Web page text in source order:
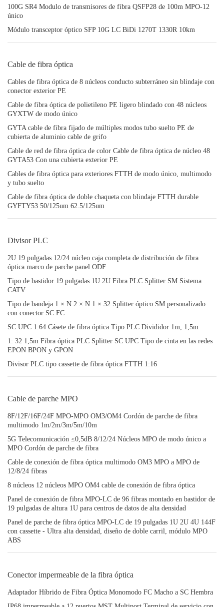
100G SR4 Modulo de transmisores de fibra QSFP28 de 100m MPO-12
único
Módulo transceptor óptico SFP 10G LC BiDi 1270T 1330R 10km
Cable de fibra óptica
Cables de fibra óptica de 8 núcleos conducto subterráneo sin blindaje con
conector exterior PE
Cable de fibra óptica de polietileno PE ligero blindado con 48 núcleos
GYXTW de modo único
GYTA cable de fibra fijado de múltiples modos tubo suelto PE de
cubierta de aluminio cable de grifo
Cable de red de fibra óptica de color Cable de fibra óptica de núcleo 48
GYTA53 Con una cubierta exterior PE
Cables de fibra óptica para exteriores FTTH de modo único, multimodo
y tubo suelto
Cable de fibra óptica de doble chaqueta con blindaje FTTH durable
GYFTY53 50/125um 62.5/125um
Divisor PLC
2U 19 pulgadas 12/24 núcleo caja completa de distribución de fibra
óptica marco de parche panel ODF
Tipo de bastidor 19 pulgadas 1U 2U Fibra PLC Splitter SM Sistema
CATV
Tipo de bandeja 1 × N 2 × N 1 × 32 Splitter óptico SM personalizado
con conector SC FC
SC UPC 1:64 Cásete de fibra óptica Tipo PLC Divididor 1m, 1,5m
1: 32 1,5m Fibra óptica PLC Splitter SC UPC Tipo de cinta en las redes
EPON BPON y GPON
Divisor PLC tipo cassette de fibra óptica FTTH 1:16
Cable de parche MPO
8F/12F/16F/24F MPO-MPO OM3/OM4 Cordón de parche de fibra
multimodo 1m/2m/3m/5m/10m
5G Telecomunicación ≤0,5dB 8/12/24 Núcleos MPO de modo único a
MPO Cordón de parche de fibra
Cable de conexión de fibra óptica multimodo OM3 MPO a MPO de
12/8/24 fibras
8 núcleos 12 núcleos MPO OM4 cable de conexión de fibra óptica
Panel de conexión de fibra MPO-LC de 96 fibras montado en bastidor de
19 pulgadas de altura 1U para centros de datos de alta densidad
Panel de parche de fibra óptica MPO-LC de 19 pulgadas 1U 2U 4U 144F
con cassette - Ultra alta densidad, diseño de doble carril, módulo MPO
ABS
Conector impermeable de la fibra óptica
Adaptador Híbrido de Fibra Óptica Monomodo FC Macho a SC Hembra